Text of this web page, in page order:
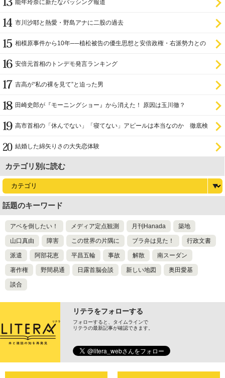
能年玲奈に新たなバッシング報道
市川沙耶と熱愛・野島アナに二股の過去
相模原事件から10年──植松被告の優生思想と安倍政権・右派勢力との
安倍元首相のトンデモ発言ランキング
吉高が“私の裸を見て”と迫った男
田崎史郎が『モーニングショー』から消えた！ 原因は玉川徹？
高市首相の「休んでない」「寝てない」アピールは本当なのか 徹底検
結婚した綿矢りさの大失恋体験
カテゴリ別に読む
話題のキーワード
アベを倒したい！ メディア定点観測 月刊Hanada 築地
山口真由 障害 この世界の片隅に ブラ弁は見た！ 行政文書
派遣 阿部花恵 平昌五輪 事故 解散 南スーダン
著作権 野間易通 日露首脳会談 新しい地図 奥田愛基
談合
リテラをフォローする
フォローすると、タイムラインで
リテラの最新記事が確認できます。